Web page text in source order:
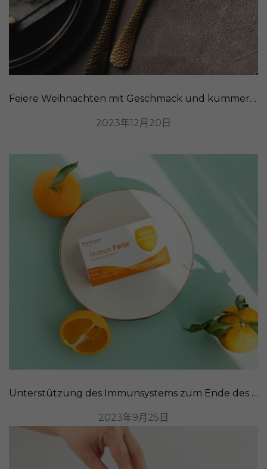
Feiere Weihnachten mit Geschmack und kümmere dich um deine Verdauung
2023年12月20日
Unterstützung des Immunsystems zum Ende des Sommers: Rezepte und nahrhafte Lebensmittel
2023年9月25日